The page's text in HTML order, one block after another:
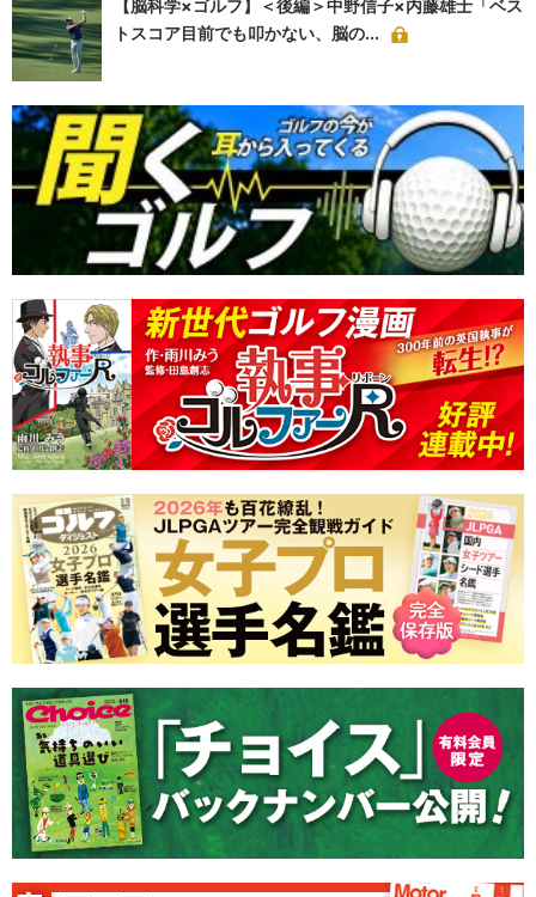
【脳科学×ゴルフ】＜後編＞中野信子×内藤雄士「ベス
トスコア目前でも叩かない、脳の...